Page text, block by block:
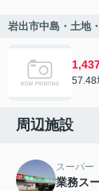
岩出市中島・土地
57.48
周辺施設
スーパー
業務ス